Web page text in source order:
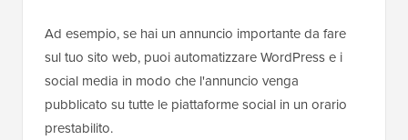
Ad esempio, se hai un annuncio importante da fare
sul tuo sito web, puoi automatizzare WordPress e i
social media in modo che l'annuncio venga
pubblicato su tutte le piattaforme social in un orario
prestabilito.